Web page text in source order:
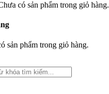
có sản phẩm trong giỏ hàng.
sản phẩm trong giỏ hàng.